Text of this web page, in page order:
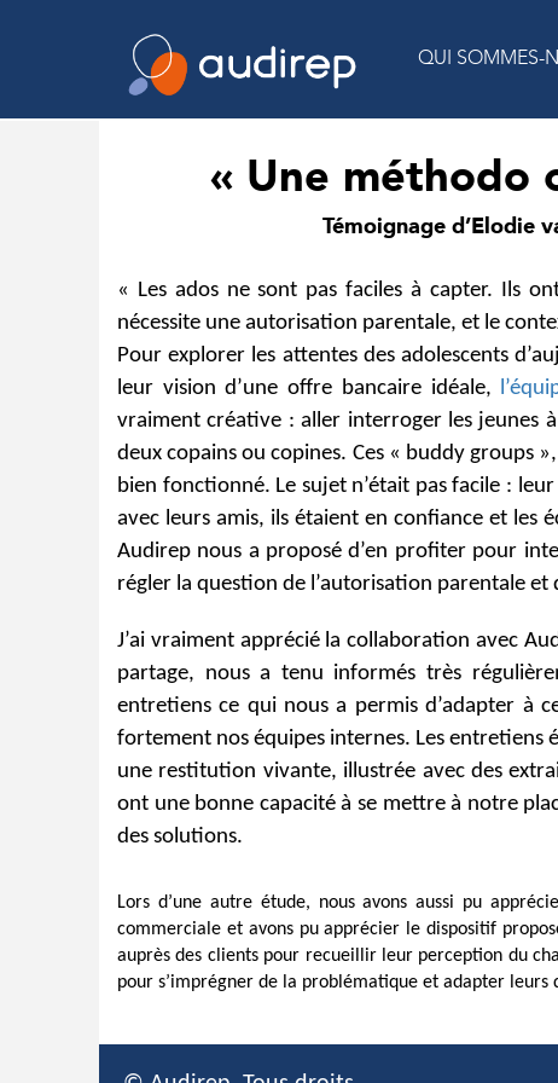
QUI SOMMES-
« Une méthodo
Témoignage d’Elodie
« Les ados ne sont pas faciles à capter. Ils
nécessite une autorisation parentale, et le
Pour explorer les attentes des adolescents
leur vision d’une offre bancaire idéale,
vraiment créative : aller interroger les jeunes
deux copains ou copines. Ces « buddy groups
bien fonctionné. Le sujet n’était pas facile :
avec leurs amis, ils étaient en confiance et les
Audirep nous a proposé d’en profiter pour
régler la question de l’autorisation parentale
J’ai vraiment apprécié la collaboration avec
partage, nous a tenu informés très
entretiens ce qui nous a permis d’adapter à
fortement nos équipes internes. Les entretiens
une restitution vivante, illustrée avec des
ont une bonne capacité à se mettre à notre
des solutions.
Lors d’une autre étude, nous avons aussi pu
commerciale et avons pu apprécier le dispositif
auprès des clients pour recueillir leur perception du
pour s’imprégner de la problématique et adapter leurs